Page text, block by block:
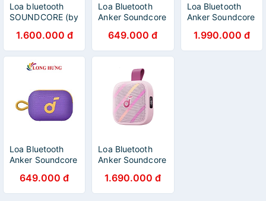
Loa bluetooth
SOUNDCORE (by
- Phiên bản
Marvel - A3127S
1.600.000 đ
Loa Bluetooth
Anker Soundcore
GiaPhucStore |
Hàng Chính Hãng
649.000 đ
Loa Bluetooth
Anker Soundcore
D5103 - Hàng
chính hãng
1.990.000 đ
Loa Bluetooth
Anker Soundcore
A31X1 - Hàng
chính hãng
649.000 đ
Loa Bluetooth
Anker Soundcore
GiaPhucStore |
Hàng Chính Hãng
1.690.000 đ